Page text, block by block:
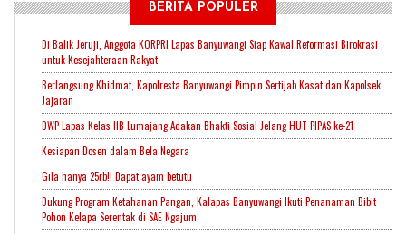
BERITA POPULER
Di Balik Jeruji, Anggota KORPRI Lapas Banyuwangi Siap Kawal Reformasi Birokrasi
untuk Kesejahteraan Rakyat
Berlangsung Khidmat, Kapolresta Banyuwangi Pimpin Sertijab Kasat dan Kapolsek
Jajaran
DWP Lapas Kelas IIB Lumajang Adakan Bhakti Sosial Jelang HUT PIPAS ke-21
Kesiapan Dosen dalam Bela Negara
Gila hanya 25rb!! Dapat ayam betutu
Dukung Program Ketahanan Pangan, Kalapas Banyuwangi Ikuti Penanaman Bibit
Pohon Kelapa Serentak di SAE Ngajum